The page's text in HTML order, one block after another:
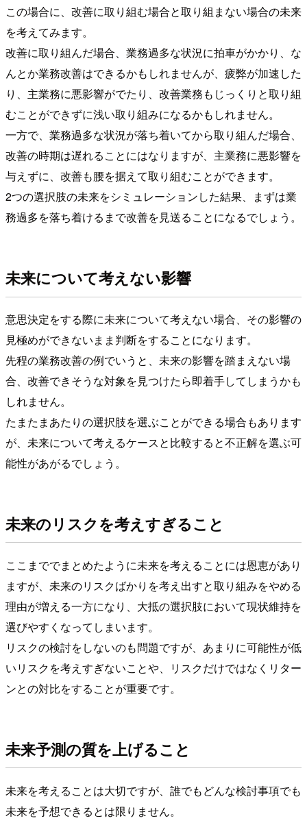
この場合に、改善に取り組む場合と取り組まない場合の未来
を考えてみます。
改善に取り組んだ場合、業務過多な状況に拍車がかかり、な
んとか業務改善はできるかもしれませんが、疲弊が加速した
り、主業務に悪影響がでたり、改善業務もじっくりと取り組
むことができずに浅い取り組みになるかもしれません。
一方で、業務過多な状況が落ち着いてから取り組んだ場合、
改善の時期は遅れることにはなりますが、主業務に悪影響を
与えずに、改善も腰を据えて取り組むことができます。
2つの選択肢の未来をシミュレーションした結果、まずは業
務過多を落ち着けるまで改善を見送ることになるでしょう。
未来について考えない影響
意思決定をする際に未来について考えない場合、その影響の
見極めができないまま判断をすることになります。
先程の業務改善の例でいうと、未来の影響を踏まえない場
合、改善できそうな対象を見つけたら即着手してしまうかも
しれません。
たまたまあたりの選択肢を選ぶことができる場合もあります
が、未来について考えるケースと比較すると不正解を選ぶ可
能性があがるでしょう。
未来のリスクを考えすぎること
ここまででまとめたように未来を考えることには恩恵があり
ますが、未来のリスクばかりを考え出すと取り組みをやめる
理由が増える一方になり、大抵の選択肢において現状維持を
選びやすくなってしまいます。
リスクの検討をしないのも問題ですが、あまりに可能性が低
いリスクを考えすぎないことや、リスクだけではなくリター
ンとの対比をすることが重要です。
未来予測の質を上げること
未来を考えることは大切ですが、誰でもどんな検討事項でも
未来を予想できるとは限りません。